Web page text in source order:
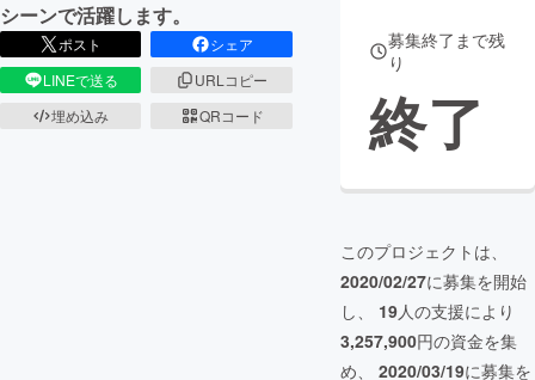
シーンで活躍します。
ポスト
シェア
LINEで送る
URLコピー
埋め込み
QRコード
募集終了まで残
り
終了
このプロジェクトは、
2020/02/27に募集を開始
し、 19人の支援により
3,257,900円の資金を集
め、 2020/03/19に募集を